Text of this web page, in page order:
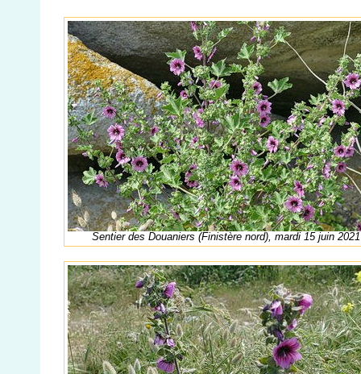
Sentier des Douaniers (Finistère nord), mardi 15 juin 2021